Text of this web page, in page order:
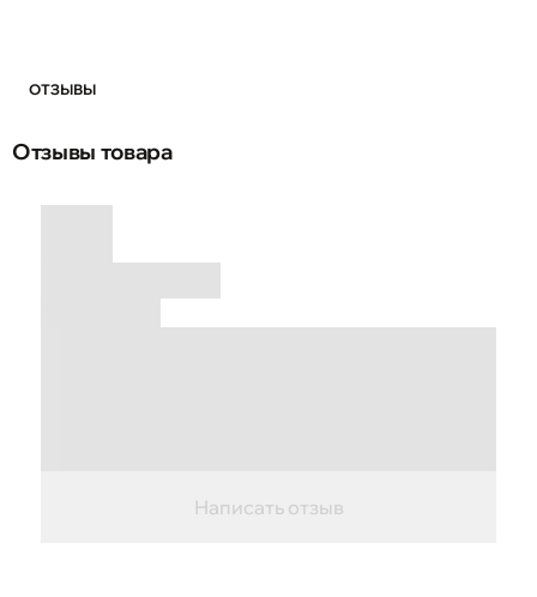
ОТЗЫВЫ
Отзывы товара
Написать отзыв